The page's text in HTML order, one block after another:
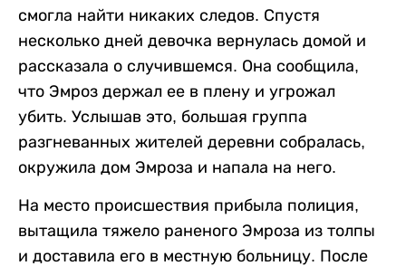
смогла найти никаких следов. Спустя
несколько дней девочка вернулась домой и
рассказала о случившемся. Она сообщила,
что Эмроз держал ее в плену и угрожал
убить. Услышав это, большая группа
разгневанных жителей деревни собралась,
окружила дом Эмроза и напала на него.
На место происшествия прибыла полиция,
вытащила тяжело раненого Эмроза из толпы
и доставила его в местную больницу. После